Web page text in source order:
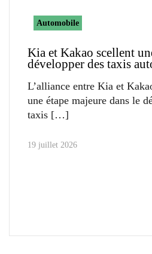
Automobile
Kia et Kakao scellent
développer des taxis
L’alliance entre Kia et
une étape majeure dans le
taxis
19 juillet 2026